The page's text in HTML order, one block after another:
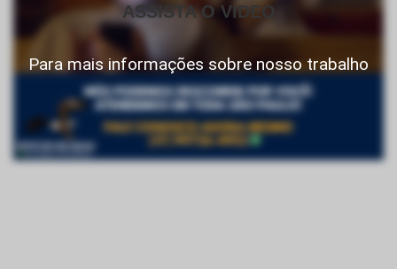
ASSISTA O VIDEO
Para mais informações sobre nosso trabalho